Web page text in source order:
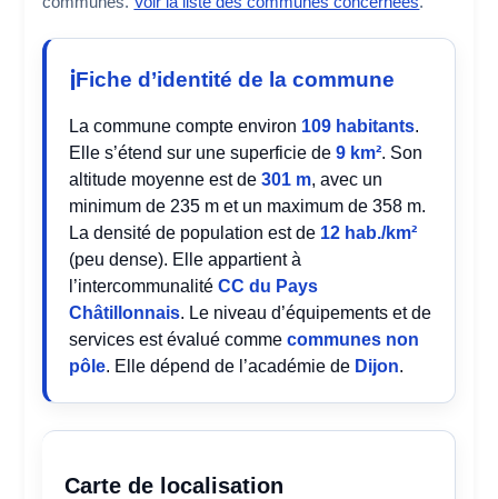
Fiche d’identité de la commune
La commune compte environ 109 habitants.
Elle s’étend sur une superficie de9 km². Son
altitude moyenne est de301 m, avec un
minimum de 235 m et un maximum de 358 m.
La densité de population est de 12 hab./km²
(peu dense). Elle appartient à
l’intercommunalitéCC du Pays
Châtillonnais. Le niveau d’équipements et de
services est évalué commecommunes non
pôle. Elle dépend de l’académie de Dijon.
Carte de localisation